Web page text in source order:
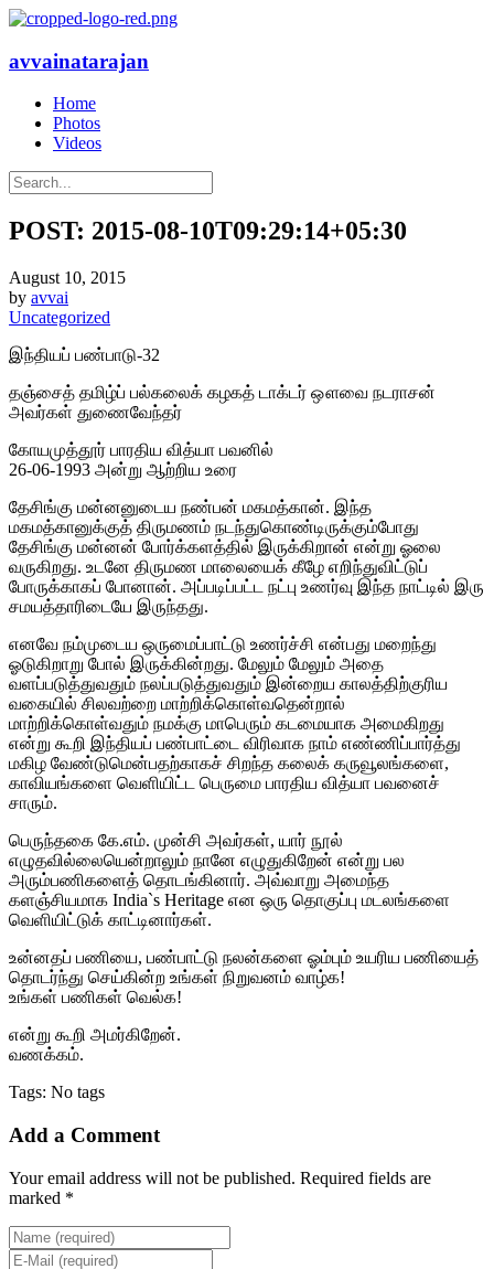
avvainatarajan
Home
Photos
Videos
POST: 2015-08-10T09:29:14+05:30
August 10, 2015
by avvai
Uncategorized
இந்தியப் பண்பாடு-32
தஞ்சைத் தமிழ்ப் பல்கலைக் கழகத் டாக்டர் ஔவை நடராசன்
அவர்கள் துணைவேந்தர்
கோயமுத்தூர் பாரதிய வித்யா பவனில்
26-06-1993 அன்று ஆற்றிய உரை
தேசிங்கு மன்னனுடைய நண்பன் மகமத்கான். இந்த
மகமத்கானுக்குத் திருமணம் நடந்துகொண்டிருக்கும்போது
தேசிங்கு மன்னன் போர்க்களத்தில் இருக்கிறான் என்று ஓலை
வருகிறது. உடனே திருமண மாலையைக் கீழே எறிந்துவிட்டுப்
போருக்காகப் போனான். அப்படிப்பட்ட நட்பு உணர்வு இந்த நாட்டில் இரு
சமயத்தாரிடையே இருந்தது.
எனவே நம்முடைய ஒருமைப்பாட்டு உணர்ச்சி என்பது மறைந்து
ஓடுகிறாறு போல் இருக்கின்றது. மேலும் மேலும் அதை
வளப்படுத்துவதும் நலப்படுத்துவதும் இன்றைய காலத்திற்குரிய
வகையில் சிலவற்றை மாற்றிக்கொள்வதென்றால்
மாற்றிக்கொள்வதும் நமக்கு மாபெரும் கடமையாக அமைகிறது
என்று கூறி இந்தியப் பண்பாட்டை விரிவாக நாம் எண்ணிப்பார்த்து
மகிழ வேண்டுமென்பதற்காகச் சிறந்த கலைக் கருவூலங்களை,
காவியங்களை வெளியிட்ட பெருமை பாரதிய வித்யா பவனைச்
சாரும்.
பெருந்தகை கே.எம். முன்சி அவர்கள், யார் நூல்
எழுதவில்லையென்றாலும் நானே எழுதுகிறேன் என்று பல
அரும்பணிகளைத் தொடங்கினார். அவ்வாறு அமைந்த
களஞ்சியமாக India`s Heritage என ஒரு தொகுப்பு மடலங்களை
வெளியிட்டுக் காட்டினார்கள்.
உன்னதப் பணியை, பண்பாட்டு நலன்களை ஓம்பும் உயரிய பணியைத்
தொடர்ந்து செய்கின்ற உங்கள் நிறுவனம் வாழ்க!
உங்கள் பணிகள் வெல்க!
என்று கூறி அமர்கிறேன்.
வணக்கம்.
Tags: No tags
Add a Comment
Your email address will not be published. Required fields are
marked *